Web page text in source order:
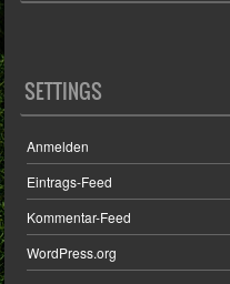
SETTINGS
Anmelden
Eintrags-Feed
Kommentar-Feed
WordPress.org